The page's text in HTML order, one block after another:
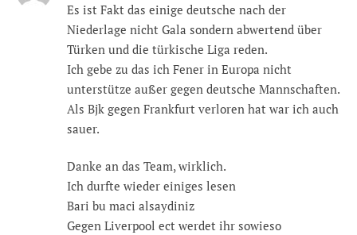
Es ist Fakt das einige deutsche nach der
Niederlage nicht Gala sondern abwertend über
Türken und die türkische Liga reden.
Ich gebe zu das ich Fener in Europa nicht
unterstütze außer gegen deutsche Mannschaften.
Als Bjk gegen Frankfurt verloren hat war ich auch
sauer.
Danke an das Team, wirklich.
Ich durfte wieder einiges lesen
Bari bu maci alsaydiniz
Gegen Liverpool ect werdet ihr sowieso